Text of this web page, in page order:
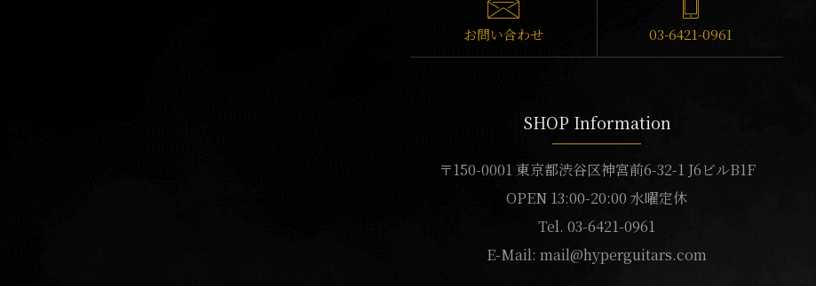
お問い合わせ 03-6421-0961
SHOP Information
〒150-0001 東京都渋谷区神宮前6-32-1 J6ビルB1F
OPEN 13:00-20:00 水曜定休
Tel. 03-6421-0961
E-Mail: mail@hyperguitars.com